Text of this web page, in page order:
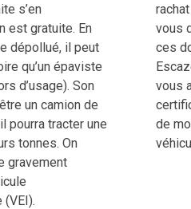
s’en
est gratuite. En
dépollué, il peut
qu’un épaviste
d’usage). Son
un camion de
pourra tracter une
tonnes. On
gravement
vous
ces
vous
de